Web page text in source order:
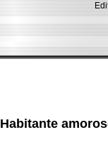
Habitante